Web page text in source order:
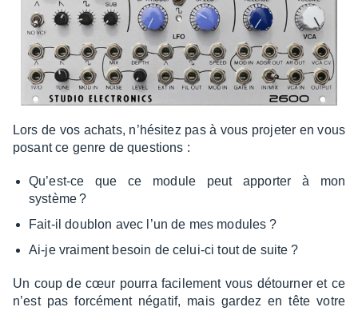
Lors de vos achats, n’hé­si­tez pas à vous proje­ter en vous
posant ce genre de ques­tions :
Qu’est-ce que ce module peut appor­ter à mon
système ?
Fait-il doublon avec l’un de mes modules ?
Ai-je vrai­ment besoin de celui-ci tout de suite ?
Un coup de cœur pourra faci­le­ment vous détour­ner et ce
n’est pas forcé­ment néga­tif, mais gardez en tête votre